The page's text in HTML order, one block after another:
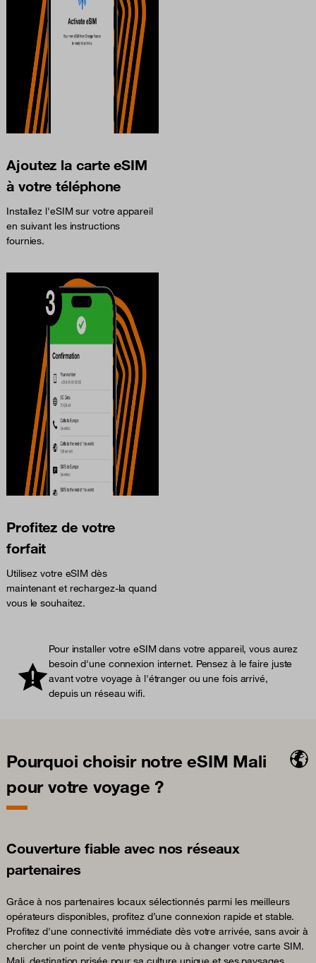
Ajoutez la carte eSIM
à votre téléphone
Installez l'eSIM sur votre appareil
en suivant les instructions
fournies.
Profitez de votre
forfait
Utilisez votre eSIM dès
maintenant et rechargez-la quand
vous le souhaitez.
Pour installer votre eSIM dans votre appareil, vous aurez
besoin d'une connexion internet. Pensez à le faire juste
avant votre voyage à l'étranger ou une fois arrivé,
depuis un réseau wifi.
Pourquoi choisir notre eSIM Mali
pour votre voyage ?
Couverture fiable avec nos réseaux
partenaires
Grâce à nos partenaires locaux sélectionnés parmi les meilleurs
opérateurs disponibles, profitez d’une connexion rapide et stable.
Profitez d'une connectivité immédiate dès votre arrivée, sans avoir à
chercher un point de vente physique ou à changer votre carte SIM.